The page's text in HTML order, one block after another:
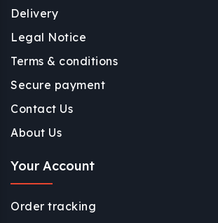
Delivery
Legal Notice
Terms & conditions
Secure payment
Contact Us
About Us
Your Account
Order tracking